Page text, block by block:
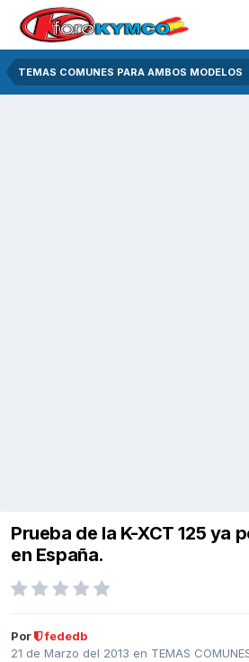
TEMAS COMUNES PARA AMBOS MODELOS
Prueba de la K-XCT 125 ya
en España.
Por
fededb
21 de Marzo del 2013 en TEMAS